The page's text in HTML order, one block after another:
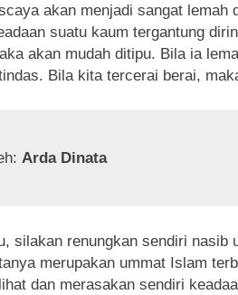
akan menjadi sangat lemah
suatu kaum tergantung
akan mudah ditipu. Bila ia
Bila kita tercerai berai,
Arda Dinata
silakan renungkan sendiri nasib
merupakan ummat Islam
dan merasakan sendiri